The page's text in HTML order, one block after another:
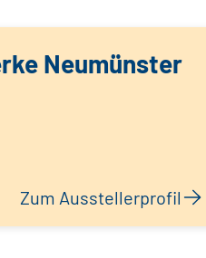
Neumünster
Zum Ausstellerprofil